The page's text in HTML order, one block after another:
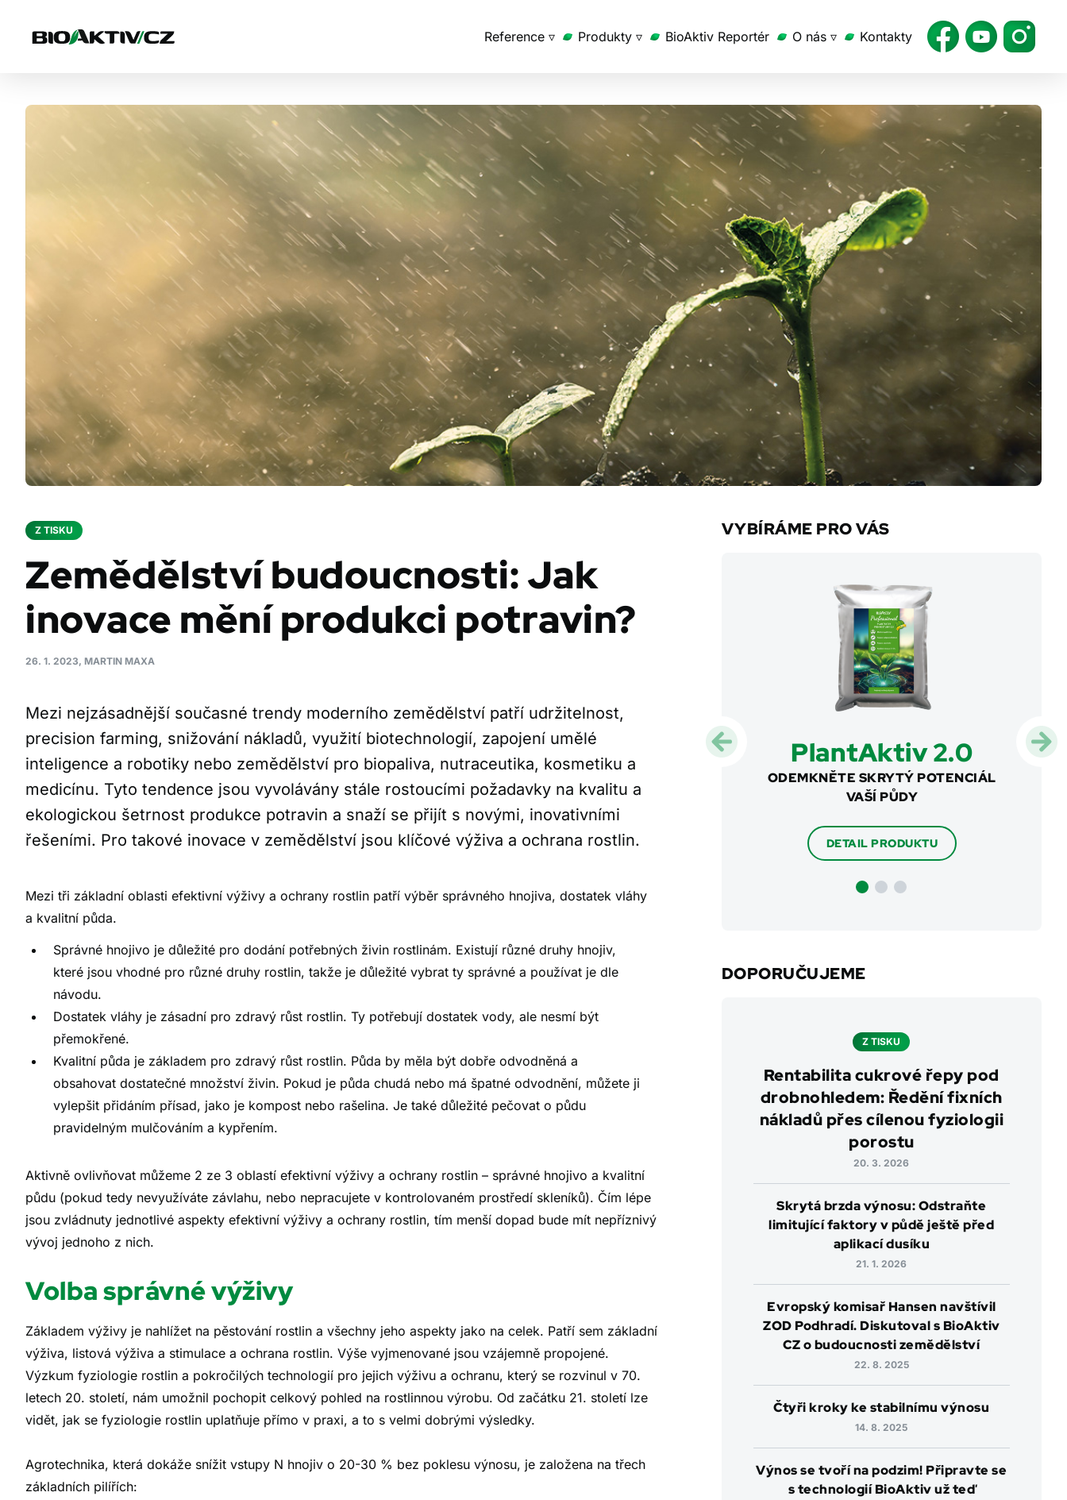
Reference ▿ Produkty ▿ BioAktiv Reportér O nás ▿ Kontakty
Z TISKU
Zemědělství budoucnosti: Jak
inovace mění produkci potravin?
26. 1. 2023, MARTIN MAXA
Mezi nejzásadnější současné trendy moderního zemědělství patří udržitelnost,
precision farming, snižování nákladů, využití biotechnologií, zapojení umělé
inteligence a robotiky nebo zemědělství pro biopaliva, nutraceutika, kosmetiku a
medicínu. Tyto tendence jsou vyvolávány stále rostoucími požadavky na kvalitu a
ekologickou šetrnost produkce potravin a snaží se přijít s novými, inovativními
řešeními. Pro takové inovace v zemědělství jsou klíčové výživa a ochrana rostlin.
Mezi tři základní oblasti efektivní výživy a ochrany rostlin patří výběr správného hnojiva, dostatek vláhy
a kvalitní půda.
Správné hnojivo je důležité pro dodání potřebných živin rostlinám. Existují různé druhy hnojiv,
které jsou vhodné pro různé druhy rostlin, takže je důležité vybrat ty správné a používat je dle
návodu.
Dostatek vláhy je zásadní pro zdravý růst rostlin. Ty potřebují dostatek vody, ale nesmí být
přemokřené.
Kvalitní půda je základem pro zdravý růst rostlin. Půda by měla být dobře odvodněná a
obsahovat dostatečné množství živin. Pokud je půda chudá nebo má špatné odvodnění, můžete ji
vylepšit přidáním přísad, jako je kompost nebo rašelina. Je také důležité pečovat o půdu
pravidelným mulčováním a kypřením.
Aktivně ovlivňovat můžeme 2 ze 3 oblastí efektivní výživy a ochrany rostlin – správné hnojivo a kvalitní
půdu (pokud tedy nevyužíváte závlahu, nebo nepracujete v kontrolovaném prostředí skleníků). Čím lépe
jsou zvládnuty jednotlivé aspekty efektivní výživy a ochrany rostlin, tím menší dopad bude mít nepříznivý
vývoj jednoho z nich.
Volba správné výživy
Základem výživy je nahlížet na pěstování rostlin a všechny jeho aspekty jako na celek. Patří sem základní
výživa, listová výživa a stimulace a ochrana rostlin. Výše vyjmenované jsou vzájemně propojené.
Výzkum fyziologie rostlin a pokročilých technologií pro jejich výživu a ochranu, který se rozvinul v 70.
letech 20. století, nám umožnil pochopit celkový pohled na rostlinnou výrobu. Od začátku 21. století lze
vidět, jak se fyziologie rostlin uplatňuje přímo v praxi, a to s velmi dobrými výsledky.
Agrotechnika, která dokáže snížit vstupy N hnojiv o 20-30 % bez poklesu výnosu, je založena na třech
základních pilířích:
VYBÍRÁME PRO VÁS
AktiCalc
DETAIL PRODUKTU
PlantAktiv 2.0
ODEMKNĚTE SKRYTÝ POTENCIÁL
VAŠÍ PŮDY
DETAIL PRODUKTU
DOPORUČUJEME
Z TISKU
Rentabilita cukrové řepy pod
drobnohledem: Ředění fixních
nákladů přes cílenou fyziologii
porostu
20. 3. 2026
Skrytá brzda výnosu: Odstraňte
limitující faktory v půdě ještě před
aplikací dusíku
21. 1. 2026
Evropský komisař Hansen navštívil
ZOD Podhradí. Diskutoval s BioAktiv
CZ o budoucnosti zemědělství
22. 8. 2025
Čtyři kroky ke stabilnímu výnosu
14. 8. 2025
Výnos se tvoří na podzim! Připravte se
s technologií BioAktiv už teď